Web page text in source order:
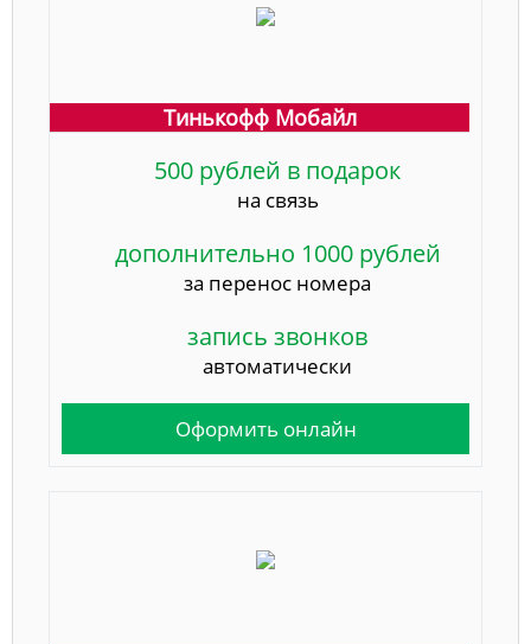
Тинькофф Мобайл
500 рублей в подарок
на связь
дополнительно 1000 рублей
за перенос номера
запись звонков
автоматически
Оформить онлайн